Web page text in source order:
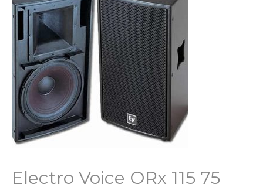
Electro Voice QRx 115 75